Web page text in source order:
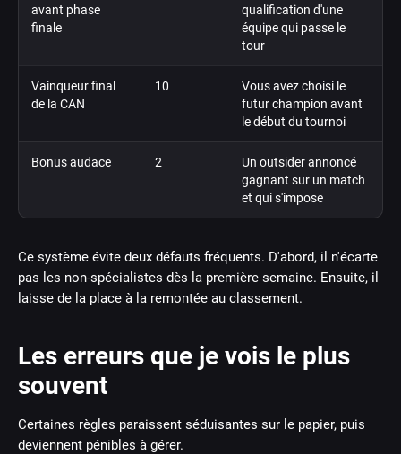
avant phase
finale
qualification d'une
équipe qui passe le
tour
Vainqueur final
de la CAN
10
Vous avez choisi le
futur champion avant
le début du tournoi
Bonus audace 2
Un outsider annoncé
gagnant sur un match
et qui s'impose
Ce système évite deux défauts fréquents. D'abord, il n'écarte
pas les non-spécialistes dès la première semaine. Ensuite, il
laisse de la place à la remontée au classement.
Les erreurs que je vois le plus
souvent
Certaines règles paraissent séduisantes sur le papier, puis
deviennent pénibles à gérer.